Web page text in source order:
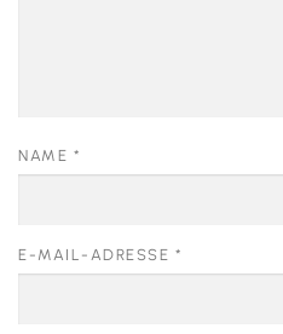
NAME *
E-MAIL-ADRESSE *